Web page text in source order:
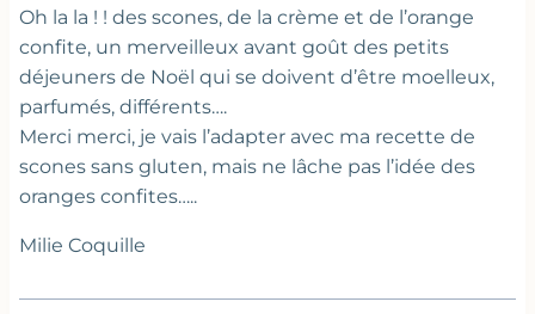
Oh la la ! ! des scones, de la crème et de l’orange
confite, un merveilleux avant goût des petits
déjeuners de Noël qui se doivent d’être moelleux,
parfumés, différents….
Merci merci, je vais l’adapter avec ma recette de
scones sans gluten, mais ne lâche pas l’idée des
oranges confites…..
Milie Coquille